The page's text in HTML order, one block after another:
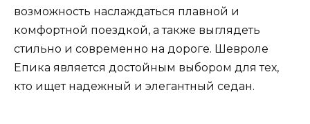
возможность наслаждаться плавной и
комфортной поездкой, а также выглядеть
стильно и современно на дороге. Шевроле
Епика является достойным выбором для тех,
кто ищет надежный и элегантный седан.